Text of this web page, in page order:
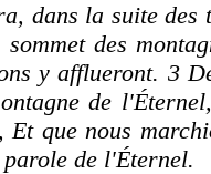
dans la suite des
des
y afflueront. 3
de
Et que nous
de l'Éternel.